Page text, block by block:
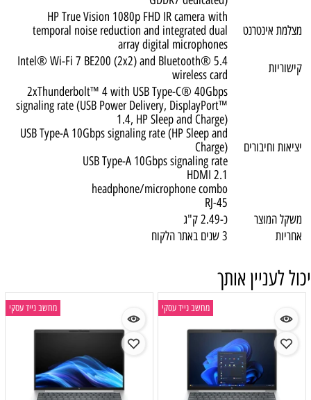
מצלמת אינטרנט
HP True Vision 1080p FHD IR camera with
temporal noise reduction and integrated dual
array digital microphones
קישוריות
Intel® Wi-Fi 7 BE200 (2x2) and Bluetooth® 5.4
wireless card
יציאות וחיבורים
2xThunderbolt™ 4 with USB Type-C® 40Gbps
signaling rate (USB Power Delivery, DisplayPort™
1.4, HP Sleep and Charge)
USB Type-A 10Gbps signaling rate (HP Sleep and
Charge)
USB Type-A 10Gbps signaling rate
HDMI 2.1
headphone/microphone combo
RJ-45
משקל המוצר
כ-2.49 ק"ג
אחריות
3 שנים באתר הלקוח
יכול לעניין אותך
מחשב נייד עסקי מחשב נייד עסקי